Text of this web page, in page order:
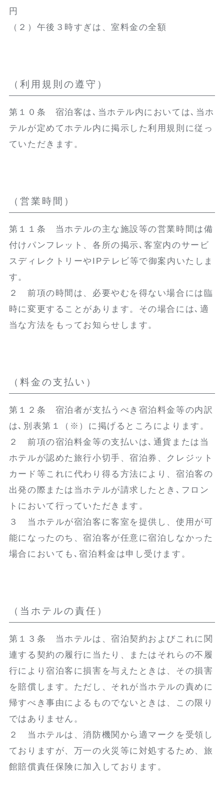
円
（２）午後３時すぎは、室料金の全額
（利用規則の遵守）
第１０条 宿泊客は､当ホテル内においては､当ホ
テルが定めてホテル内に掲示した利用規則に従っ
ていただきます。
（営業時間）
第１１条 当ホテルの主な施設等の営業時間は備
付けパンフレット、各所の掲示､客室内のサービ
スディレクトリーやIPテレビ等で御案内いたしま
す。
２ 前項の時間は、必要やむを得ない場合には臨
時に変更することがあります。その場合には､適
当な方法をもってお知らせします。
（料金の支払い）
第１２条 宿泊者が支払うべき宿泊料金等の内訳
は､別表第１（※）に掲げるところによります。
２ 前項の宿泊料金等の支払いは､通貨または当
ホテルが認めた旅行小切手、宿泊券、クレジット
カード等これに代わり得る方法により、宿泊客の
出発の際または当ホテルが請求したとき､フロン
トにおいて行っていただきます。
３ 当ホテルが宿泊客に客室を提供し、使用が可
能になったのち、宿泊客が任意に宿泊しなかった
場合においても､宿泊料金は申し受けます。
（当ホテルの責任）
第１３条 当ホテルは、宿泊契約およびこれに関
連する契約の履行に当たり、またはそれらの不履
行により宿泊客に損害を与えたときは、その損害
を賠償します。ただし、それが当ホテルの責めに
帰すべき事由によるものでないときは、この限り
ではありません。
２ 当ホテルは、消防機関から適マークを受領し
ておりますが、万一の火災等に対処するため、旅
館賠償責任保険に加入しております。